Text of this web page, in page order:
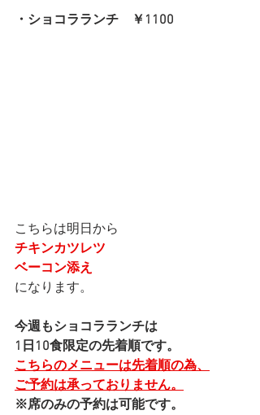
・ショコラランチ　￥1100
こちらは明日から
チキンカツレツ
ベーコン添え
になります。
今週もショコラランチは
1日10食限定の先着順です。
こちらのメニューは先着順の為、
ご予約は承っておりません。
※席のみの予約は可能です。